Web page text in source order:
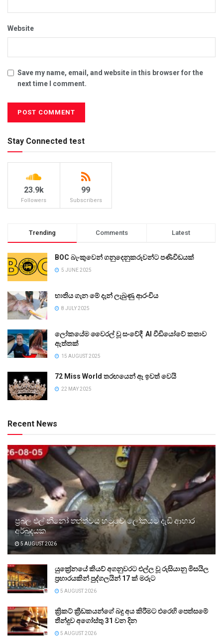
Website
Save my name, email, and website in this browser for the
next time I comment.
Stay Connected test
23.9k
Followers
99
Subscribers
Trending Comments Latest
BOC බැංකුවෙන් ගනුදෙනුකරුවන්ට පණිවිඩයක්
5 JUNE 2025
භාතිය ගැන මේ දැන් ලැබුණු ආරංචිය
8 JULY 2025
ලෝකයේම වෛරල් වූ සංවේදී AI වීඩියෝවේ කතාව
ඇත්තක්
15 AUGUST 2025
72 Miss World තරඟයෙන් ඈ ඉවත් වෙයි
22 MAY 2025
Recent News
ප්‍රබල එල් නීනෝ තත්ත්වය හමුවේ ලෝකයට දැඩි ආහාර
අර්බුදයක
5 AUGUST 2026
යුක්‍රේනයේ කියව් අගනුවරට එල්ල වූ රුසියානු මිසයිල
ප්‍රහාරයකින් පුද්ගලයින් 17 ක් මරුට
5 AUGUST 2026
ක්‍රිකට් ක්‍රීඩකයන්ගේ බදු අය කිරීමට එරෙහි පෙත්සමේ
තීන්දුව අගෝස්තු 31 වන දින
5 AUGUST 2026